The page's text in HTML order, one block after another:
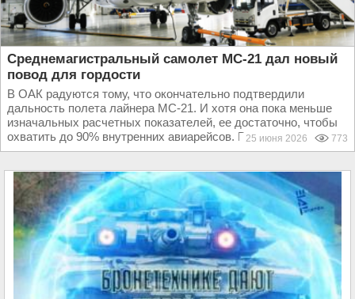
Среднемагистральный самолет МС-21 дал новый
повод для гордости
В ОАК радуются тому, что окончательно подтвердили
дальность полета лайнера МС-21. И хотя она пока меньше
изначальных расчетных показателей, ее достаточно, чтобы
охватить до 90% внутренних авиарейсов. В...25 июня 2026 773